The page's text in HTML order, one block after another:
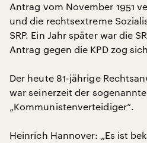
Antrag vom November 1951
und die rechtsextreme
SRP. Ein Jahr später war die
Antrag gegen die KPD zog
Der heute 81-jährige
war seinerzeit der sogenannte
„Kommunistenverteidiger“.
Heinrich Hannover: „Es ist